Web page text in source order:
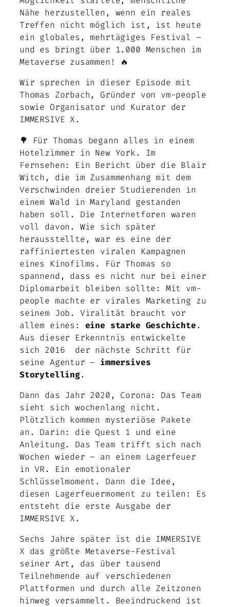
Nähe herzustellen, wenn ein reales
Treffen nicht möglich ist, ist heute
ein globales, mehrtägiges Festival –
und es bringt über 1.000 Menschen im
Metaverse zusammen! 🔥
Wir sprechen in dieser Episode mit
Thomas Zorbach, Gründer von vm-people
sowie Organisator und Kurator der
IMMERSIVE X.
🌳 Für Thomas begann alles in einem
Hotelzimmer in New York. Im
Fernsehen: Ein Bericht über die Blair
Witch, die im Zusammenhang mit dem
Verschwinden dreier Studierenden in
einem Wald in Maryland gestanden
haben soll. Die Internetforen waren
voll davon. Wie sich später
herausstellte, war es eine der
raffiniertesten viralen Kampagnen
eines Kinofilms. Für Thomas so
spannend, dass es nicht nur bei einer
Diplomarbeit bleiben sollte: Mit vm-
people machte er virales Marketing zu
seinem Job. Viralität braucht vor
allem eines: eine starke Geschichte.
Aus dieser Erkenntnis entwickelte
sich 2016 der nächste Schritt für
seine Agentur – immersives
Storytelling.
Dann das Jahr 2020, Corona: Das Team
sieht sich wochenlang nicht.
Plötzlich kommen mysteriöse Pakete
an. Darin: die Quest 1 und eine
Anleitung. Das Team trifft sich nach
Wochen wieder – an einem Lagerfeuer
in VR. Ein emotionaler
Schlüsselmoment. Dann die Idee,
diesen Lagerfeuermoment zu teilen: Es
entsteht die erste Ausgabe der
IMMERSIVE X.
Sechs Jahre später ist die IMMERSIVE
X das größte Metaverse-Festival
seiner Art, das über tausend
Teilnehmende auf verschiedenen
Plattformen und durch alle Zeitzonen
hinweg versammelt. Beeindruckend ist